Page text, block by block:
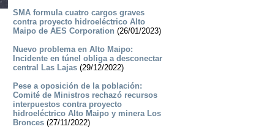
SMA formula cuatro cargos graves
contra proyecto hidroeléctrico Alto
Maipo de AES Corporation (26/01/2023)
Nuevo problema en Alto Maipo:
Incidente en túnel obliga a desconectar
central Las Lajas(29/12/2022)
Pese a oposición de la población:
Comité de Ministros rechazó recursos
interpuestos contra proyecto
hidroeléctrico Alto Maipo y minera Los
Bronces(27/11/2022)